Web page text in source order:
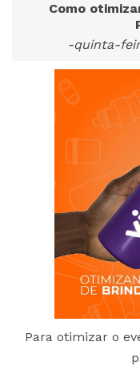
Como
-quinta-
Para otimizar o